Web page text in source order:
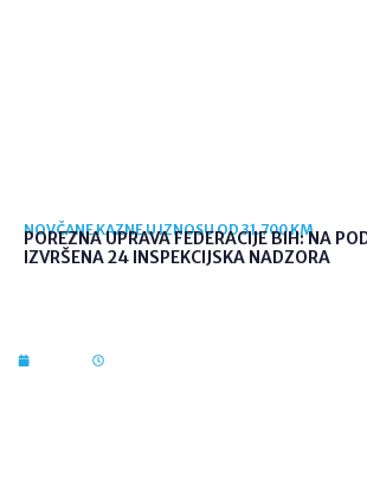
NOVČANE KAZNE U IZNOSU OD 31.700 KM
POREZNA UPRAVA FEDERACIJE BIH: NA
IZVRŠENA 24 INSPEKCIJSKA NADZORA